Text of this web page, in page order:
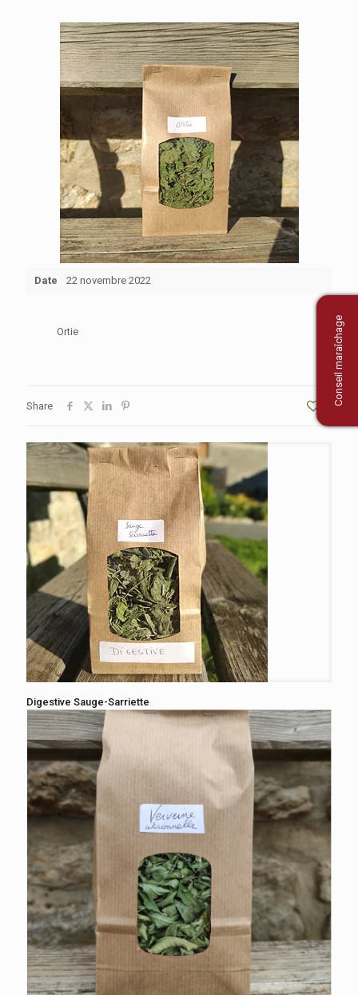
Date 22 novembre 2022
Ortie
Share
Digestive Sauge-Sarriette
Conseil maraîchage